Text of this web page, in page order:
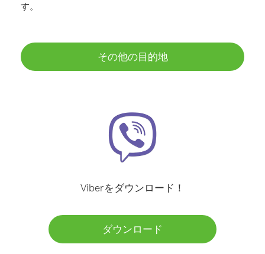
す。
その他の目的地
Viberをダウンロード！
ダウンロード